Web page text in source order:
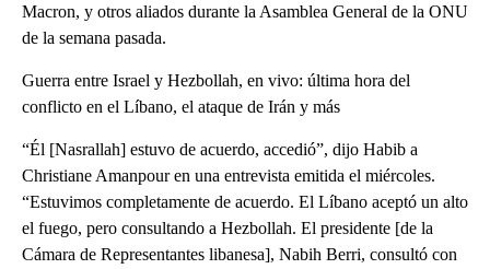
Macron, y otros aliados durante la Asamblea General de la ONU
de la semana pasada.
Guerra entre Israel y Hezbollah, en vivo: última hora del
conflicto en el Líbano, el ataque de Irán y más
“Él [Nasrallah] estuvo de acuerdo, accedió”, dijo Habib a
Christiane Amanpour en una entrevista emitida el miércoles.
“Estuvimos completamente de acuerdo. El Líbano aceptó un alto
el fuego, pero consultando a Hezbollah. El presidente [de la
Cámara de Representantes libanesa], Nabih Berri, consultó con